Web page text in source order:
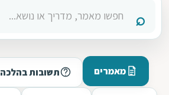
מאמרים תשובות בהלכה